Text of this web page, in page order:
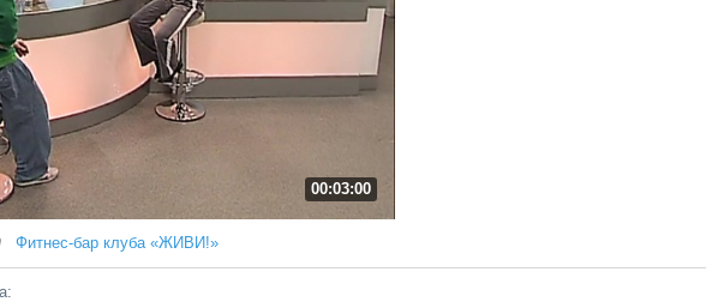
00:03:00
Фитнес-бар клуба «ЖИВИ!»
: